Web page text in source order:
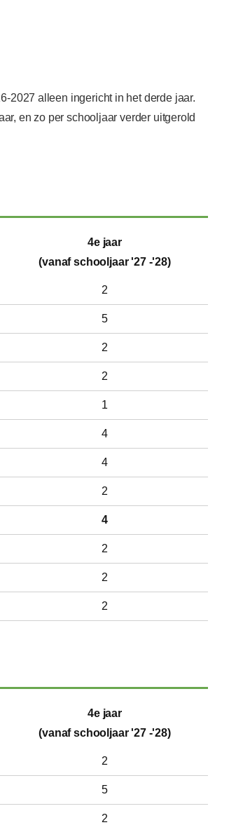
2027 alleen ingericht in het derde jaar.
en zo per schooljaar verder uitgerold
4e jaar
(vanaf schooljaar '27 -'28)
2
5
2
2
1
4
4
2
4
2
2
2
4e jaar
(vanaf schooljaar '27 -'28)
2
5
2